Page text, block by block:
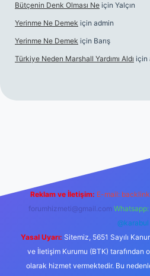
Bütçenin Denk Olması Ne için Yalçın
Yerinme Ne Demek için admin
Yerinme Ne Demek için Barış
Türkiye Neden Marshall Yardımı Aldı için
Reklam ve İletişim: E-mail:
forumhizmeti@gmail.com
@karabul
Yasal Uyarı: Sitemiz, 5651 Sayılı
ve İletişim Kurumu (BTK) tarafından
olarak hizmet vermektedir. Bu